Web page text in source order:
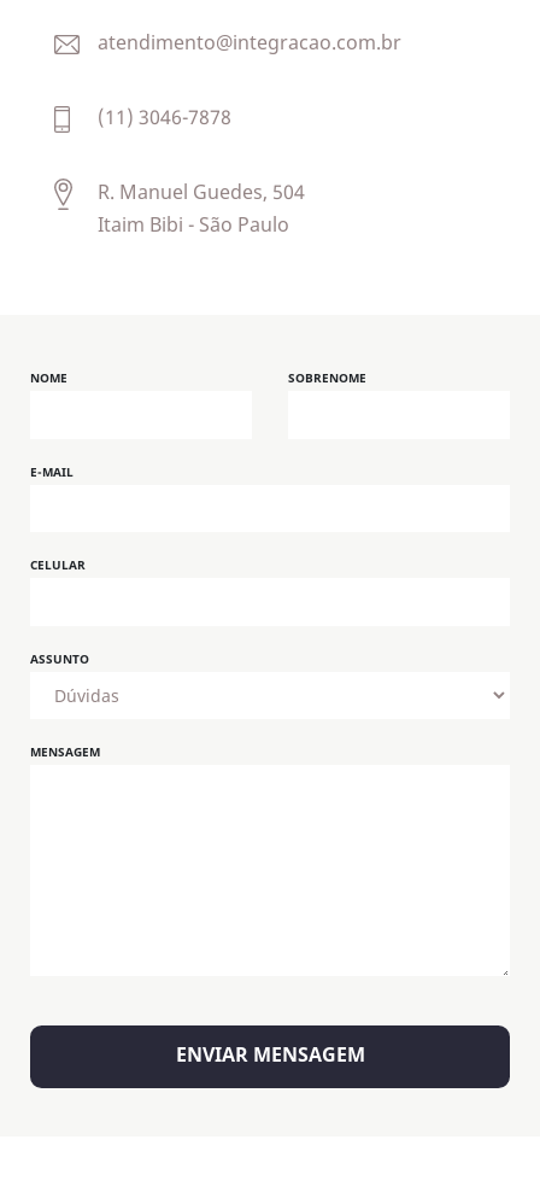
atendimento@integracao.com.br
(11) 3046-7878
R. Manuel Guedes, 504
Itaim Bibi - São Paulo
NOME SOBRENOME
E-MAIL
CELULAR
ASSUNTO
MENSAGEM